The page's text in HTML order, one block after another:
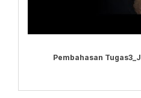
Pembahasan